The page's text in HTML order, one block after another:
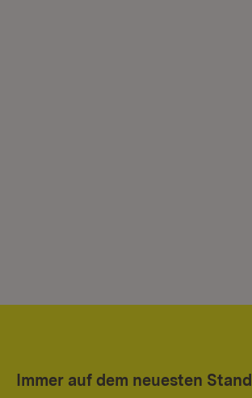
Immer auf dem neuesten Stand